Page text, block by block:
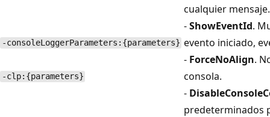
-consoleLoggerParameters:{parameters}
-clp:{parameters}
cualquier mensaje.
-ShowEventId.
evento iniciado,
- ForceNoAlign.
consola.
-
predeterminados